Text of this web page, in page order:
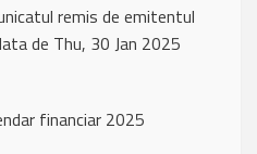
remis de emitentul
de Thu, 30 Jan 2025
financiar 2025